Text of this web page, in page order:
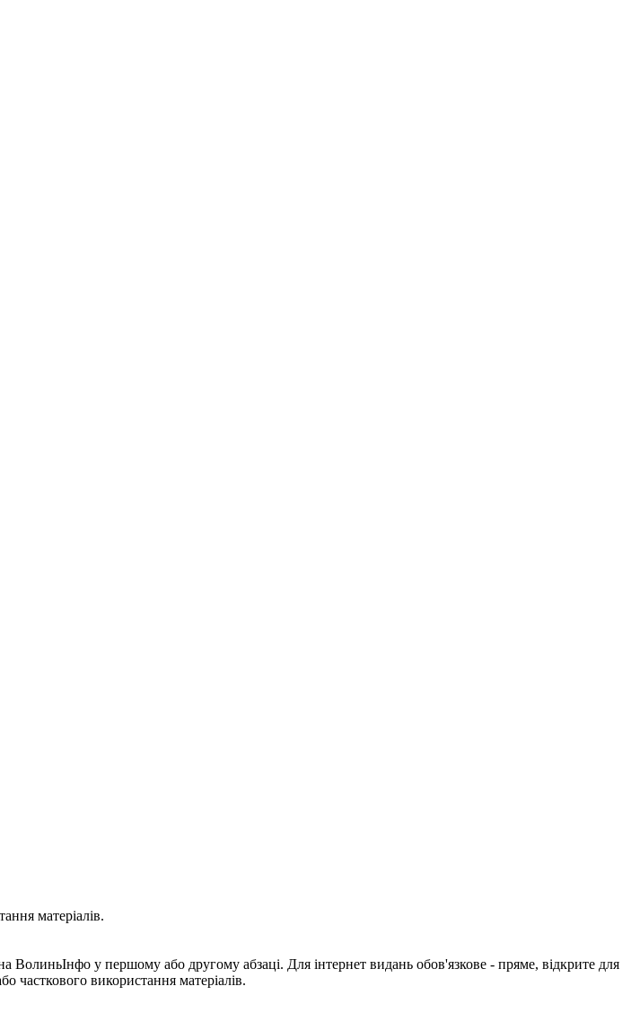
матеріалів.
ВолиньІнфо у першому або другому абзаці. Для інтернет видань обов'язкове - пряме, відкрите для
часткового використання матеріалів.